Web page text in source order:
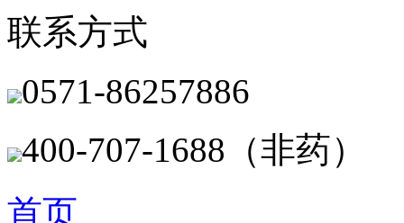
联系方式
0571-86257886
400-707-1688（非药）
首页